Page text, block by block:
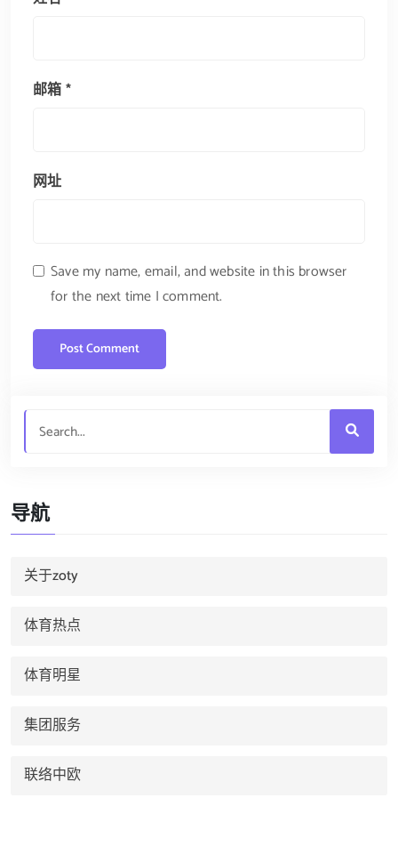
邮箱*
网址
Save my name, email, and website in this browser
for the next time I comment.
导航
关于zoty
体育热点
体育明星
集团服务
联络中欧